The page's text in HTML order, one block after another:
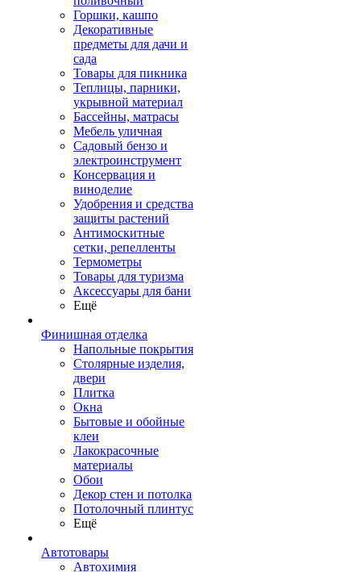
Горшки, кашпо
Декоративные
предметы для дачи и
сада
Товары для пикника
Теплицы, парники,
укрывной материал
Бассейны, матрасы
Мебель уличная
Садовый бензо и
электроинструмент
Консервация и
виноделие
Удобрения и средства
защиты растений
Антимоскитные
сетки, репелленты
Термометры
Товары для туризма
Аксессуары для бани
Ещё
Финишная отделка
Напольные покрытия
Столярные изделия,
двери
Плитка
Окна
Бытовые и обойные
клеи
Лакокрасочные
материалы
Обои
Декор стен и потолка
Потолочный плинтус
Ещё
Автотовары
Автохимия